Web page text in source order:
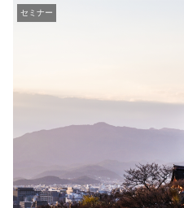
セミナー